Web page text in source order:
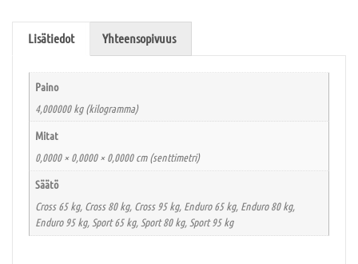
Lisätiedot Yhteensopivuus
Paino
4,000000 kg (kilogramma)
Mitat
0,0000 × 0,0000 × 0,0000 cm (senttimetri)
Säätö
Cross 65 kg, Cross 80 kg, Cross 95 kg, Enduro 65 kg, Enduro 80 kg,
Enduro 95 kg, Sport 65 kg, Sport 80 kg, Sport 95 kg